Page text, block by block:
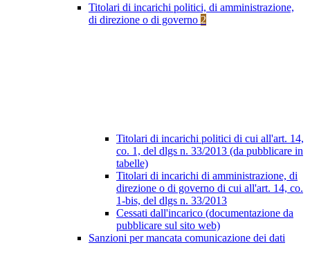
Titolari di incarichi politici, di amministrazione,
di direzione o di governo 2
Titolari di incarichi politici di cui all'art. 14,
co. 1, del dlgs n. 33/2013 (da pubblicare in
tabelle)
Titolari di incarichi di amministrazione, di
direzione o di governo di cui all'art. 14, co.
1-bis, del dlgs n. 33/2013
Cessati dall'incarico (documentazione da
pubblicare sul sito web)
Sanzioni per mancata comunicazione dei dati